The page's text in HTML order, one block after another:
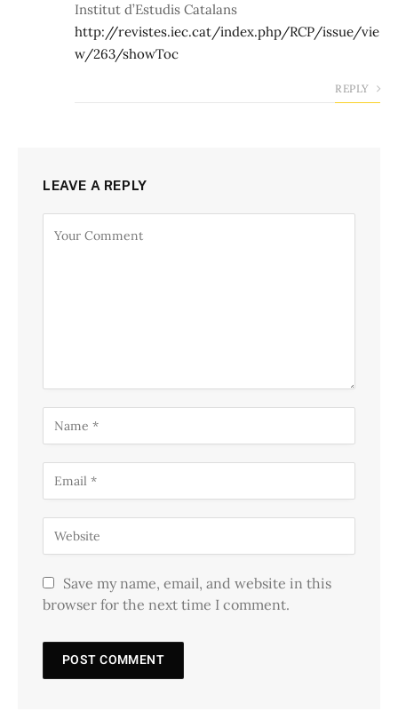
Institut d’Estudis Catalans
http://revistes.iec.cat/index.php/RCP/issue/vie
w/263/showToc
REPLY
LEAVE A REPLY
Save my name, email, and website in this
browser for the next time I comment.